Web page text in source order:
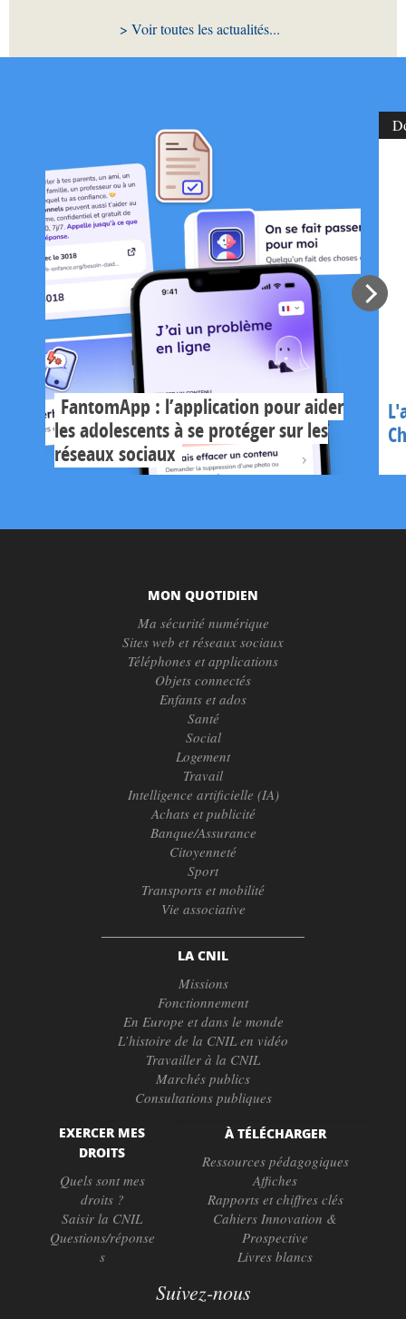
Voir toutes les actualités
FantomApp : l’application pour aider
les adolescents à se protéger sur les
réseaux sociaux
MON QUOTIDIEN
Ma sécurité numérique
Sites web et réseaux sociaux
Téléphones et applications
Objets connectés
Enfants et ados
Santé
Social
Logement
Travail
Intelligence artificielle (IA)
Achats et publicité
Banque/Assurance
Citoyenneté
Sport
Transports et mobilité
Vie associative
LA CNIL
Missions
Fonctionnement
En Europe et dans le monde
L’histoire de la CNIL en vidéo
Travailler à la CNIL
Marchés publics
Consultations publiques
EXERCER MES
DROITS
Quels sont mes
droits ?
Saisir la CNIL
Questions/réponse
s
À TÉLÉCHARGER
Ressources pédagogiques
Affiches
Rapports et chiffres clés
Cahiers Innovation &
Prospective
Livres blancs
Suivez-nous